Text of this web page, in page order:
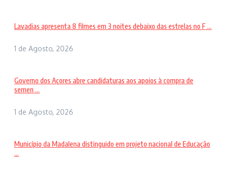
Lavadias apresenta 8 filmes em 3 noites debaixo das estrelas no F ...
1 de Agosto, 2026
Governo dos Açores abre candidaturas aos apoios à compra de
semen ...
1 de Agosto, 2026
Município da Madalena distinguido em projeto nacional de Educação
...